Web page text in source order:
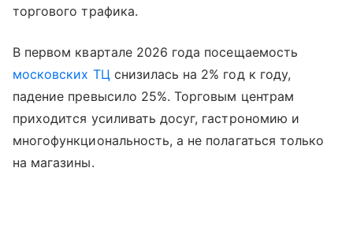
торгового трафика.
В первом квартале 2026 года посещаемость
московских ТЦ снизилась на 2% год к году,
падение превысило 25%. Торговым центрам
приходится усиливать досуг, гастрономию и
многофункциональность, а не полагаться только
на магазины.